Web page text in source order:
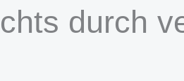
durch